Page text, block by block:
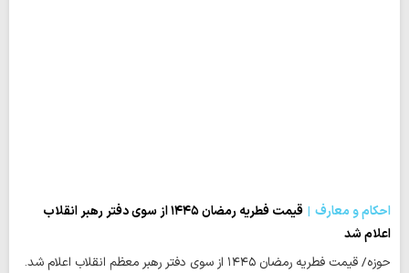
احکام و معارف
قیمت فطریه رمضان ۱۴۴۵ از سوی دفتر رهبر انقلاب
اعلام شد
حوزه/ قیمت فطریه رمضان ۱۴۴۵ از سوی دفتر رهبر معظم انقلاب اعلام شد.